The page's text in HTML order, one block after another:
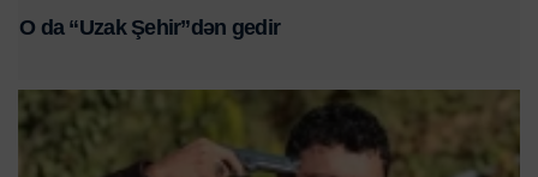
O da “Uzak Şehir”dən gedir